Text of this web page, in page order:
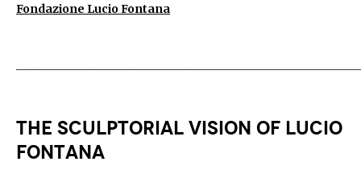
Fondazione Lucio Fontana
THE SCULPTORIAL VISION OF LUCIO
FONTANA